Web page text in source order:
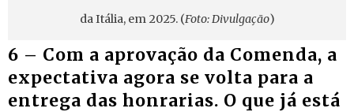
da Itália, em 2025. (Foto: Divulgação)
6 – Com a aprovação da Comenda, a
expectativa agora se volta para a
entrega das honrarias. O que já está